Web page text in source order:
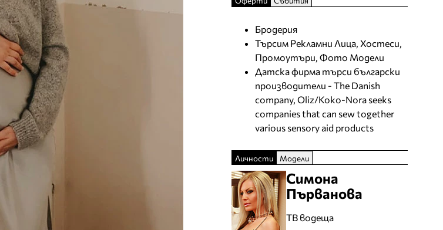
Бродерия
Търсим Рекламни Лица, Хостеси,
Промоутъри, Фото Модели
Датска фирма търси български
производители - The Danish
company, Oliz/Koko-Nora seeks
companies that can sew together
various sensory aid products
Личности Модели
Симона
Първанова
ТВ водеща